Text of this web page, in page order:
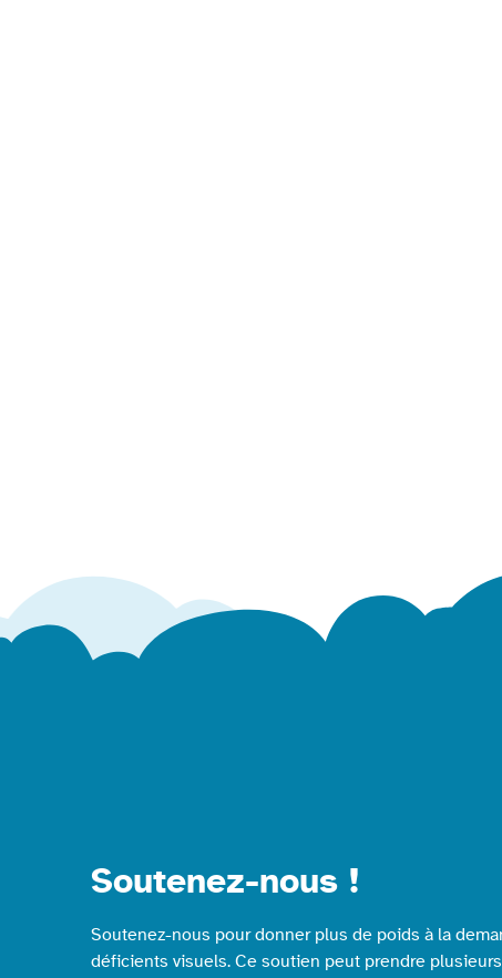
Soutenez-nous !
Soutenez-nous pour donner plus de poids à la
déficients visuels. Ce soutien peut prendre